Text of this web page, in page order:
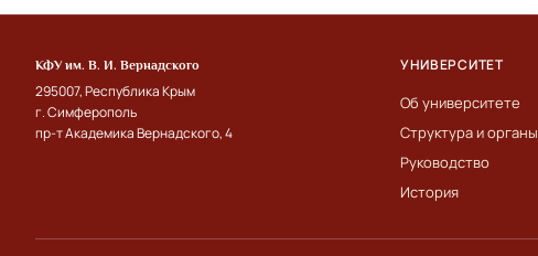
КФУ им. В. И. Вернадского
295007, Республика Крым
г. Симферополь
пр-т Академика Вернадского, 4
УНИВЕРСИТЕТ
Об университете
Структура и органы
Руководство
История